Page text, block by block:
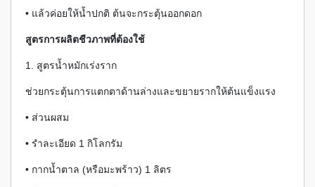
• แล้วค่อยให้น้ำปกติ ต้นจะกระตุ้นออกดอก
สูตรการผลิตชีวภาพที่ต้องใช้
1. สูตรน้ำหมักเร่งราก
ช่วยกระตุ้นการแตกตาด้านล่างและขยายรากให้ต้นแข็งแรง
• ส่วนผสม
• รำละเอียด 1 กิโลกรัม
• กากน้ำตาล (หรือมะพร้าว) 1 ลิตร